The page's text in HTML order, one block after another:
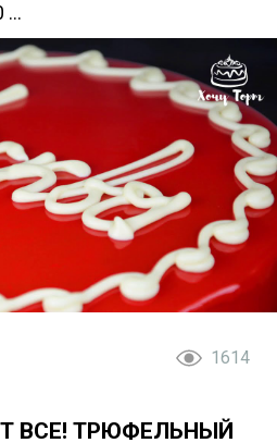
...
1614
ВСЕ! ТРЮФЕЛЬНЫЙ